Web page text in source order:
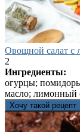
Овощной салат с
2
Ингредиенты:
огурцы;
масло; лимонный
Хочу такой рецепт